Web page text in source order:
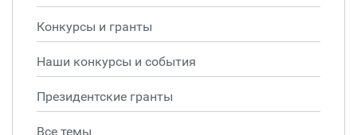
Конкурсы и гранты
Наши конкурсы и события
Президентские гранты
Все темы